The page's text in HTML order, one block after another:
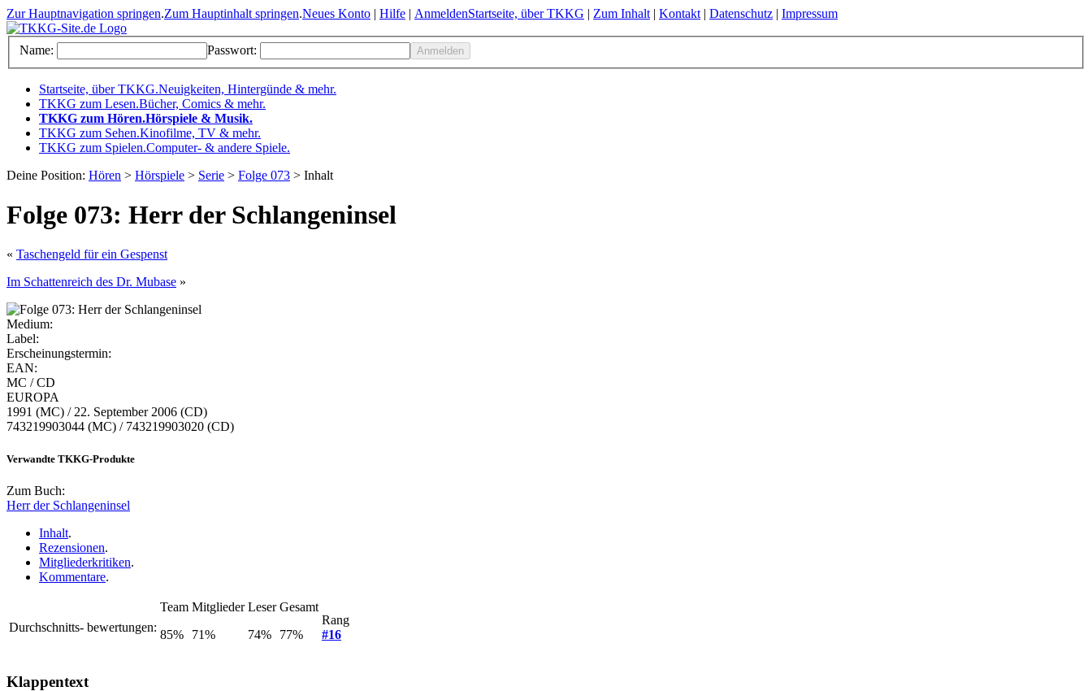
Zur Hauptnavigation springen.Zum Hauptinhalt springen.Neues Konto | Hilfe | AnmeldenStartseite, über TKKG | Zum Inhalt | Kontakt | Datenschutz | Impressum
Name: Passwort:
Startseite, über TKKG.Neuigkeiten, Hintergünde & mehr.
TKKG zum Lesen.Bücher, Comics & mehr.
TKKG zum Hören.Hörspiele & Musik.
TKKG zum Sehen.Kinofilme, TV & mehr.
TKKG zum Spielen.Computer- & andere Spiele.
Deine Position: Hören > Hörspiele > Serie > Folge 073 > Inhalt
Folge 073: Herr der Schlangeninsel
« Taschengeld für ein Gespenst
Im Schattenreich des Dr. Mubase »
Medium:
Label:
Erscheinungstermin:
EAN:
MC / CD
EUROPA
1991 (MC) / 22. September 2006 (CD)
743219903044 (MC) / 743219903020 (CD)
Verwandte TKKG-Produkte
Zum Buch:
Herr der Schlangeninsel
Inhalt.
Rezensionen.
Mitgliederkritiken.
Kommentare.
Durchschnitts- bewertungen:
Team
85%
Mitglieder
71%
Leser
74%
Gesamt
77%
Rang
#16
Klappentext